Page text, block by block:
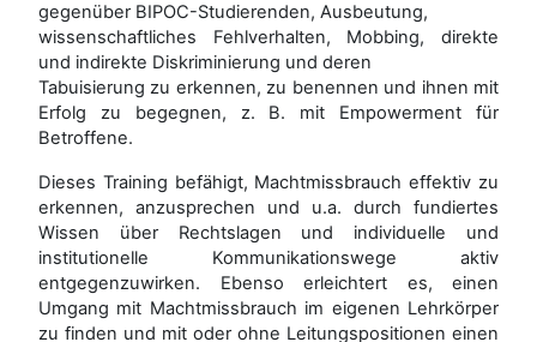
gegenüber BIPOC-Studierenden, Ausbeutung,
wissenschaftliches Fehlverhalten, Mobbing, direkte
und indirekte Diskriminierung und deren
Tabuisierung zu erkennen, zu benennen und ihnen mit
Erfolg zu begegnen, z. B. mit Empowerment für
Betroffene.
Dieses Training befähigt, Machtmissbrauch effektiv zu
erkennen, anzusprechen und u.a. durch fundiertes
Wissen über Rechtslagen und individuelle und
institutionelle Kommunikationswege aktiv
entgegenzuwirken. Ebenso erleichtert es, einen
Umgang mit Machtmissbrauch im eigenen Lehrkörper
zu finden und mit oder ohne Leitungspositionen einen